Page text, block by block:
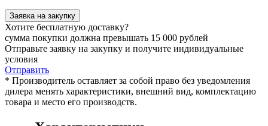
Заявка на закупку
Хотите бесплатную доставку?
сумма покупки должна превышать 15 000 рублей
Отправьте заявку на закупку и получите индивидуальные
условия
Отправить
* Производитель оставляет за собой право без уведомления
дилера менять характеристики, внешний вид, комплектацию
товара и место его производств.